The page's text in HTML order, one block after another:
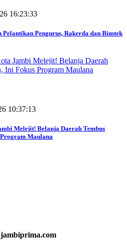
16:23:33
Pengurus, Rakerda dan Bimtek
10:37:13
Melejit! Belanja Daerah Tembus
Maulana